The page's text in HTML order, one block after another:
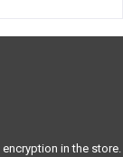
in the store.